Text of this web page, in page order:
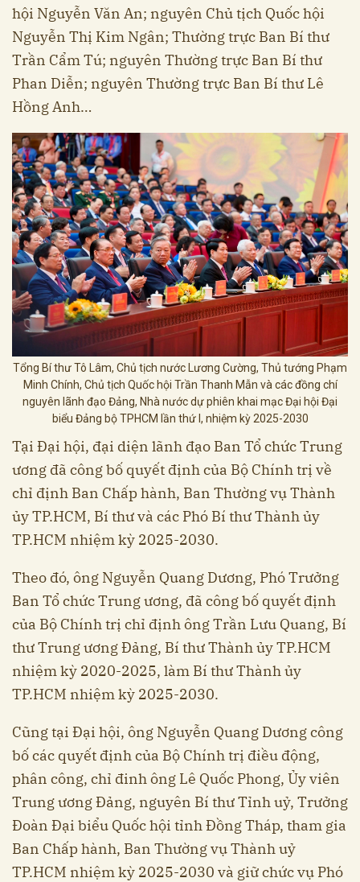
hội Nguyễn Văn An; nguyên Chủ tịch Quốc hội
Nguyễn Thị Kim Ngân; Thường trực Ban Bí thư
Trần Cẩm Tú; nguyên Thường trực Ban Bí thư
Phan Diễn; nguyên Thường trực Ban Bí thư Lê
Hồng Anh…
Tổng Bí thư Tô Lâm, Chủ tịch nước Lương Cường, Thủ tướng Phạm
Minh Chính, Chủ tịch Quốc hội Trần Thanh Mẫn và các đồng chí
nguyên lãnh đạo Đảng, Nhà nước dự phiên khai mạc Đại hội Đại
biểu Đảng bộ TPHCM lần thứ I, nhiệm kỳ 2025-2030
Tại Đại hội, đại diện lãnh đạo Ban Tổ chức Trung
ương đã công bố quyết định của Bộ Chính trị về
chỉ định Ban Chấp hành, Ban Thường vụ Thành
ủy TP.HCM, Bí thư và các Phó Bí thư Thành ủy
TP.HCM nhiệm kỳ 2025-2030.
Theo đó, ông Nguyễn Quang Dương, Phó Trưởng
Ban Tổ chức Trung ương, đã công bố quyết định
của Bộ Chính trị chỉ định ông Trần Lưu Quang, Bí
thư Trung ương Đảng, Bí thư Thành ủy TP.HCM
nhiệm kỳ 2020-2025, làm Bí thư Thành ủy
TP.HCM nhiệm kỳ 2025-2030.
Cũng tại Đại hội, ông Nguyễn Quang Dương công
bố các quyết định của Bộ Chính trị điều động,
phân công, chỉ đinh ông Lê Quốc Phong, Ủy viên
Trung ương Đảng, nguyên Bí thư Tỉnh uỷ, Trưởng
Đoàn Đại biểu Quốc hội tỉnh Đồng Tháp, tham gia
Ban Chấp hành, Ban Thường vụ Thành uỷ
TP.HCM nhiệm kỳ 2025-2030 và giữ chức vụ Phó